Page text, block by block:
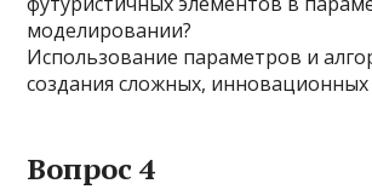
моделировании?
Использование параметров и
создания сложных,
Вопрос 4